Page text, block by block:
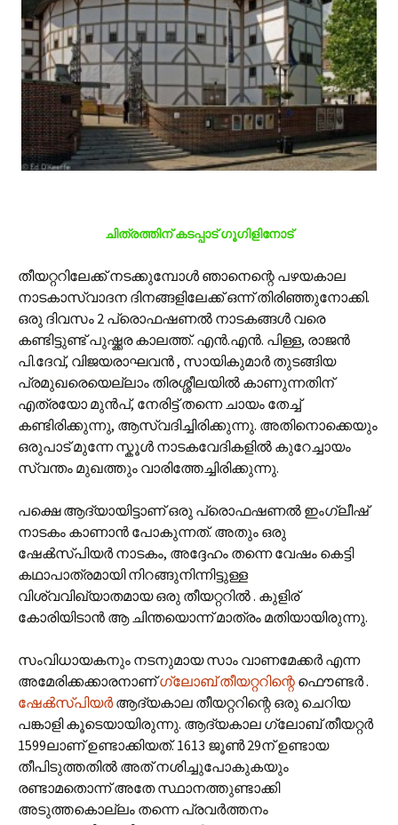
ചിത്രത്തിന് കടപ്പാട് ഗൂഗിളിനോട്
തീയറ്ററിലേക്ക് നടക്കുമ്പോള്‍ ഞാനെന്റെ പഴയകാല
നാടകാസ്വാദന ദിനങ്ങളിലേക്ക് ഒന്ന് തിരിഞ്ഞുനോക്കി.
ഒരു ദിവസം 2 പ്രൊഫഷണല്‍ നാടകങ്ങള്‍ വരെ
കണ്ടിട്ടുണ്ട് പുഷ്ക്കര കാലത്ത്. എന്‍.എന്‍. പിള്ള, രാജന്‍
പി.ദേവ്, വിജയരാഘവന്‍ , സായികുമാര്‍ തുടങ്ങിയ
പ്രമുഖരെയെല്ലാം തിരശ്ശീലയില്‍ കാണുന്നതിന്
എത്രയോ മുന്‍പ്, നേരിട്ട് തന്നെ ചായം തേച്ച്
കണ്ടിരിക്കുന്നു, ആസ്വദിച്ചിരിക്കുന്നു. അതിനൊക്കെയും
ഒരുപാട് മുന്നേ സ്കൂള്‍ നാടകവേദികളില്‍ കുറേച്ചായം
സ്വന്തം മുഖത്തും വാരിത്തേച്ചിരിക്കുന്നു.
പക്ഷെ ആദ്യായിട്ടാണ് ഒരു പ്രൊഫഷണല്‍ ഇംഗ്ലീഷ്
നാടകം കാണാന്‍ പോകുന്നത്. അതും ഒരു
ഷേക്‍സ്പിയര്‍ നാടകം, അദ്ദേഹം തന്നെ വേഷം കെട്ടി
കഥാപാത്രമായി നിറങ്ങുനിന്നിട്ടുള്ള
വിശ്വവിഖ്യാതമായ ഒരു തീയറ്ററില്‍ . കുളിര്
കോരിയിടാന്‍ ആ ചിന്തയൊന്ന് മാത്രം മതിയായിരുന്നു.
സംവിധായകനും നടനുമായ സാം വാണമേക്കര്‍ എന്ന
അമേരിക്കക്കാരനാണ്ഗ്ലോബ് തീയറ്ററിന്റെ ഫൌണ്ടര്‍ .
ഷേക്‍സ്പിയര്‍ആദ്യകാല തീയറ്ററിന്റെ ഒരു ചെറിയ
പങ്കാളി കൂടെയായിരുന്നു. ആദ്യകാല ഗ്ലോബ് തീയറ്റര്‍
1599ലാണ് ഉണ്ടാക്കിയത്. 1613 ജൂണ്‍ 29ന് ഉണ്ടായ
തീപിടുത്തതില്‍ അത് നശിച്ചുപോകുകയും
രണ്ടാമതൊന്ന് അതേ സ്ഥാനത്തുണ്ടാക്കി
അടുത്തകൊല്ലം തന്നെ പ്രവര്‍ത്തനം